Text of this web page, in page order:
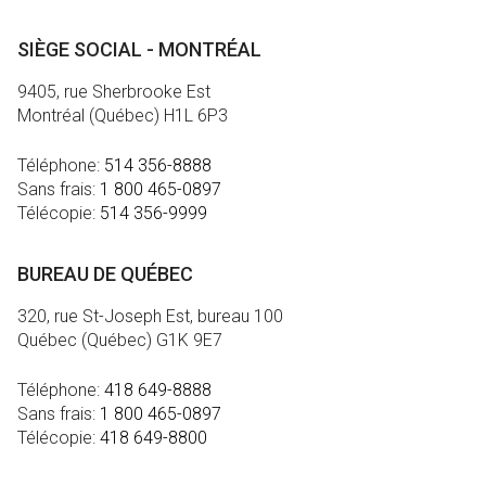
SIÈGE SOCIAL - MONTRÉAL
9405, rue Sherbrooke Est
Montréal (Québec) H1L 6P3
Téléphone: 514 356-8888
Sans frais: 1 800 465-0897
Télécopie: 514 356-9999
BUREAU DE QUÉBEC
320, rue St-Joseph Est, bureau 100
Québec (Québec) G1K 9E7
Téléphone: 418 649-8888
Sans frais: 1 800 465-0897
Télécopie: 418 649-8800